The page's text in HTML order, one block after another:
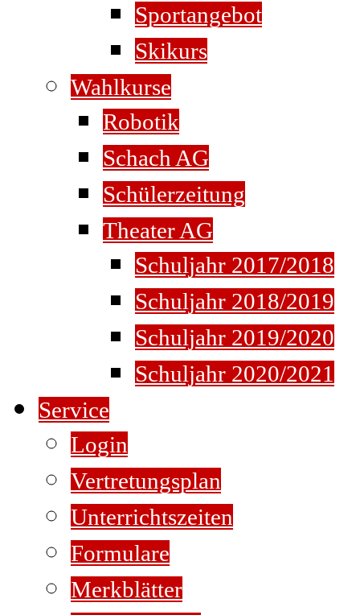
Sportangebot
Skikurs
Wahlkurse
Robotik
Schach AG
Schülerzeitung
Theater AG
Schuljahr 2017/2018
Schuljahr 2018/2019
Schuljahr 2019/2020
Schuljahr 2020/2021
Service
Login
Vertretungsplan
Unterrichtszeiten
Formulare
Merkblätter